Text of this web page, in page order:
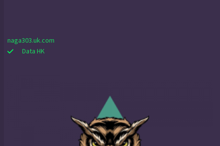
naga303.uk.com
Data HK